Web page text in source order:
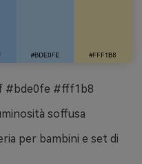
#bde0fe #fff1b8
soffusa
per bambini e set di